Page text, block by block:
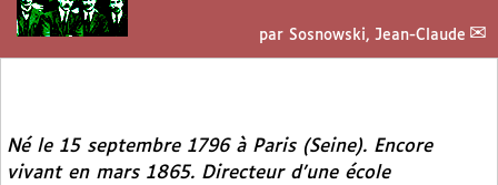
par Sosnowski, Jean-Claude
Né le 15 septembre 1796 à Paris (Seine). Encore
vivant en mars 1865. Directeur d’une école